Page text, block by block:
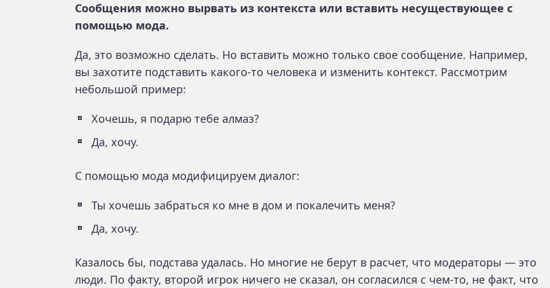
Сообщения можно вырвать из контекста или вставить несуществующее с
помощью мода.
Да, это возможно сделать. Но вставить можно только свое сообщение. Например,
вы захотите подставить какого-то человека и изменить контекст. Рассмотрим
небольшой пример:
Хочешь, я подарю тебе алмаз?
Да, хочу.
С помощью мода модифицируем диалог:
Ты хочешь забраться ко мне в дом и покалечить меня?
Да, хочу.
Казалось бы, подстава удалась. Но многие не берут в расчет, что модераторы — это
люди. По факту, второй игрок ничего не сказал, он согласился с чем-то, не факт, что